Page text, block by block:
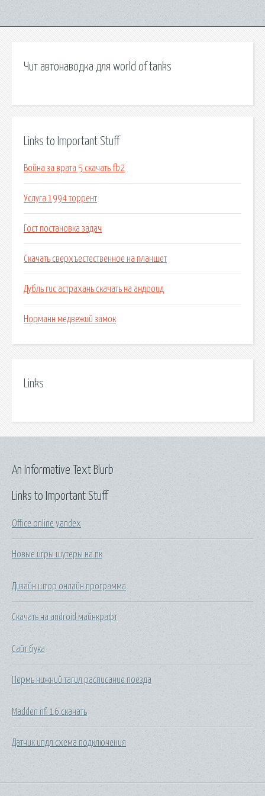
Чит автонаводка для world of tanks
Links to Important Stuff
Война за врата 5 скачать fb2
Услуга 1994 торрент
Гост постановка задач
Скачать сверхъестественное на планшет
Дубль гис астрахань скачать на андроид
Норманн медвежий замок
Links
Links to Important Stuff
Office online yandex
Новые игры шутеры на пк
Дизайн штор онлайн программа
Скачать на android майнкрафт
Сайт бука
Пермь нижний тагил расписание поезда
Madden nfl 16 скачать
Датчик ипдл схема подключения
An Informative Text Blurb